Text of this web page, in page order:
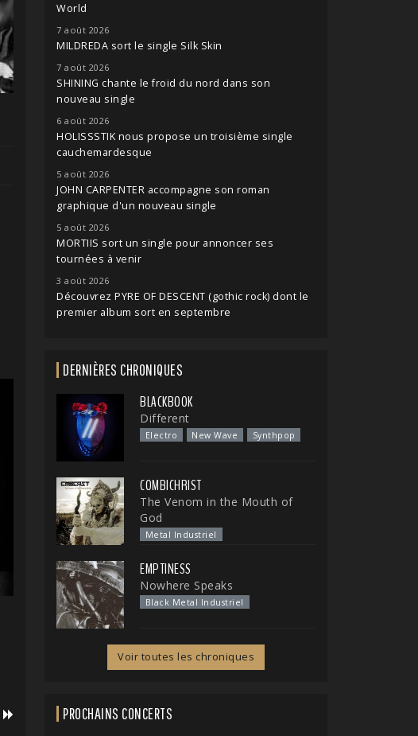
World
7 août 2026
MILDREDA sort le single Silk Skin
7 août 2026
SHINING chante le froid du nord dans son
nouveau single
6 août 2026
HOLISSSTIK nous propose un troisième single
cauchemardesque
5 août 2026
JOHN CARPENTER accompagne son roman
graphique d'un nouveau single
5 août 2026
MORTIIS sort un single pour annoncer ses
tournées à venir
3 août 2026
Découvrez PYRE OF DESCENT (gothic rock) dont le
premier album sort en septembre
DERNIÈRES CHRONIQUES
BLACKBOOK
Different
Electro New Wave Synthpop
COMBICHRIST
The Venom in the Mouth of
God
Metal Industriel
EMPTINESS
Nowhere Speaks
Black Metal Industriel
Voir toutes les chroniques
PROCHAINS CONCERTS